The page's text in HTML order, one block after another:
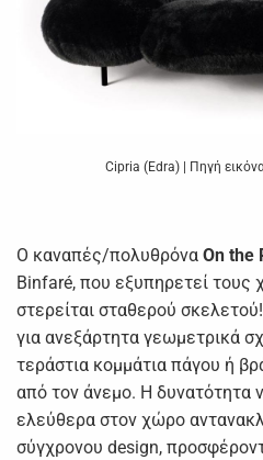
Cipria (Edra) | Πηγή
Ο καναπές/πολυθρόνα On the
Binfaré, που εξυπηρετεί
στερείται σταθερού
για ανεξάρτητα γεωμετρικά
τεράστια κομμάτια πάγου ή
από τον άνεμο. Η δυνατότητα
ελεύθερα στον χώρο
σύγχρονου design,